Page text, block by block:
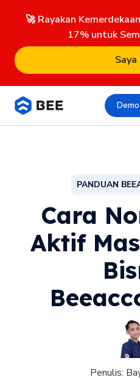
🚀 Rayakan
17% untuk
Saya
PANDUAN
Cara
Aktif
Penulis: